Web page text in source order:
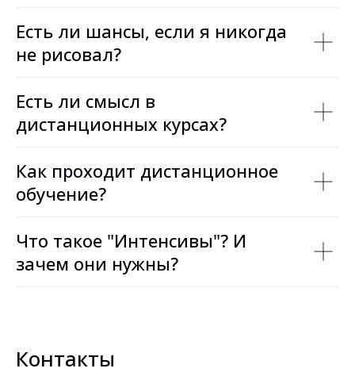
Есть ли шансы, если я никогда
не рисовал?
Есть ли смысл в
дистанционных курсах?
Как проходит дистанционное
обучение?
Что такое "Интенсивы"? И
зачем они нужны?
Контакты